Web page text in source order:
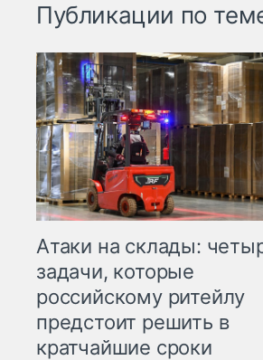
Публикации по
Атаки на склады:
задачи, которые
российскому ритейлу
предстоит решить в
кратчайшие сроки